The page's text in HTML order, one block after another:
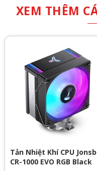
XEM THÊM
Tản Nhiệt Khí CPU
CR-1000 EVO RGB Black